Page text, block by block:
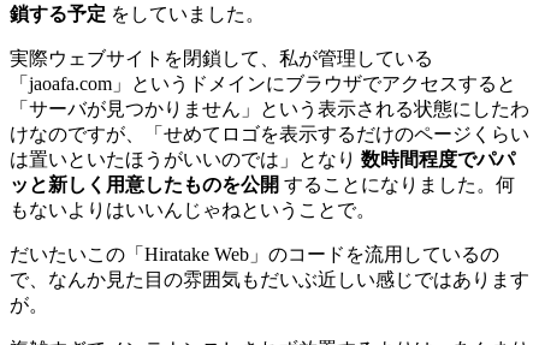
鎖する予定 をしていました。
実際ウェブサイトを閉鎖して、私が管理している
「jaoafa.com」というドメインにブラウザでアクセスすると
「サーバが見つかりません」という表示される状態にしたわ
けなのですが、「せめてロゴを表示するだけのページくらい
は置いといたほうがいいのでは」となり 数時間程度でパパ
ッと新しく用意したものを公開 することになりました。何
もないよりはいいんじゃねということで。
だいたいこの「Hiratake Web」のコードを流用しているの
で、なんか見た目の雰囲気もだいぶ近しい感じではあります
が。